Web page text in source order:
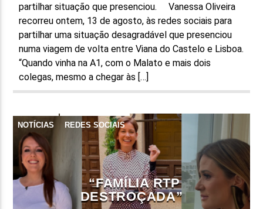
partilhar situação que presenciou. Vanessa Oliveira
recorreu ontem, 13 de agosto, às redes sociais para
partilhar uma situação desagradável que presenciou
numa viagem de volta entre Viana do Castelo e Lisboa.
“Quando vinha na A1, com o Malato e mais dois
colegas, mesmo a chegar às […]
NOTÍCIAS REDES SOCIAIS
“FAMÍLIA RTP
DESTROÇADA”